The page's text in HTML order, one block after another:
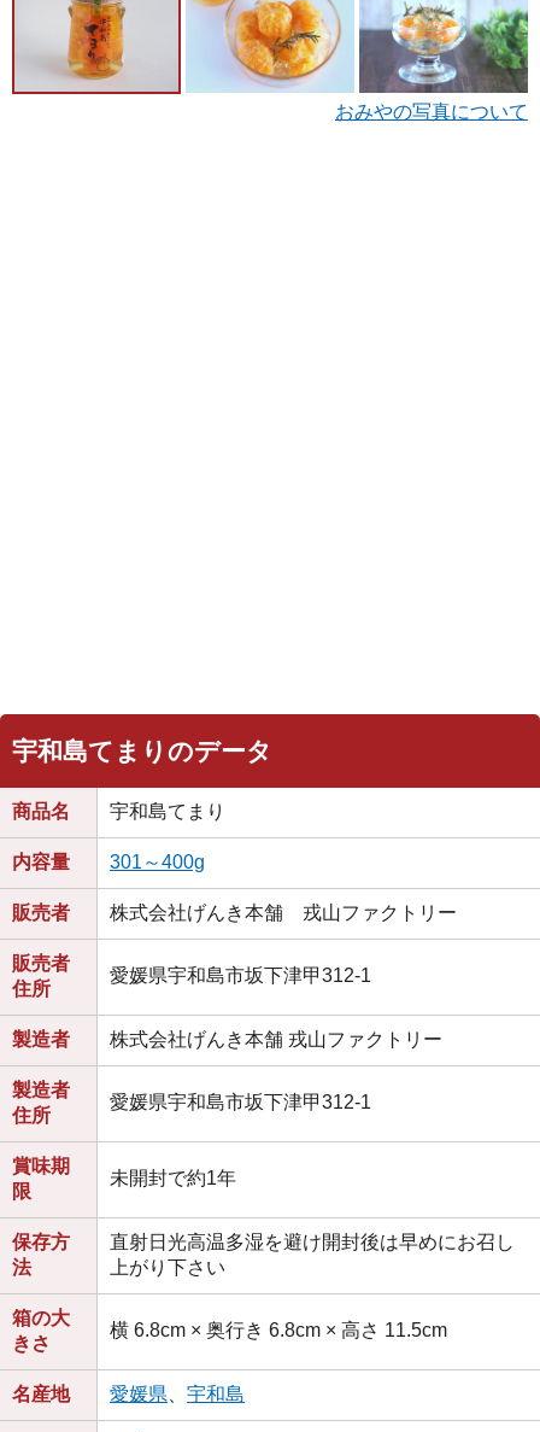
おみやの写真について
宇和島てまりのデータ
商品名 宇和島てまり
内容量 301～400g
販売者 株式会社げんき本舗 戎山ファクトリー
販売者
住所
愛媛県宇和島市坂下津甲312-1
製造者 株式会社げんき本舗 戎山ファクトリー
製造者
住所
愛媛県宇和島市坂下津甲312-1
賞味期
限
未開封で約1年
保存方
法
直射日光高温多湿を避け開封後は早めにお召し
上がり下さい
箱の大
きさ
横 6.8cm × 奥行き 6.8cm × 高さ 11.5cm
名産地 愛媛県 宇和島